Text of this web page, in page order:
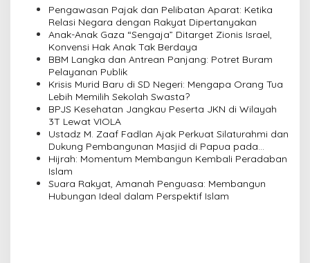
Pengawasan Pajak dan Pelibatan Aparat: Ketika
Relasi Negara dengan Rakyat Dipertanyakan
Anak-Anak Gaza “Sengaja” Ditarget Zionis Israel,
Konvensi Hak Anak Tak Berdaya
BBM Langka dan Antrean Panjang: Potret Buram
Pelayanan Publik
Krisis Murid Baru di SD Negeri: Mengapa Orang Tua
Lebih Memilih Sekolah Swasta?
BPJS Kesehatan Jangkau Peserta JKN di Wilayah
3T Lewat VIOLA
Ustadz M. Zaaf Fadlan Ajak Perkuat Silaturahmi dan
Dukung Pembangunan Masjid di Papua pada
Pengajian Yayasan Alimbas Insan Cita
Hijrah: Momentum Membangun Kembali Peradaban
Islam
Suara Rakyat, Amanah Penguasa: Membangun
Hubungan Ideal dalam Perspektif Islam